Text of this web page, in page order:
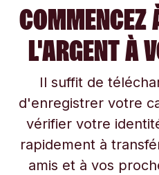
COMMENCEZ
L'ARGENT À
Il suffit de
d'enregistrer votre
vérifier votre
rapidement à
amis et à vos